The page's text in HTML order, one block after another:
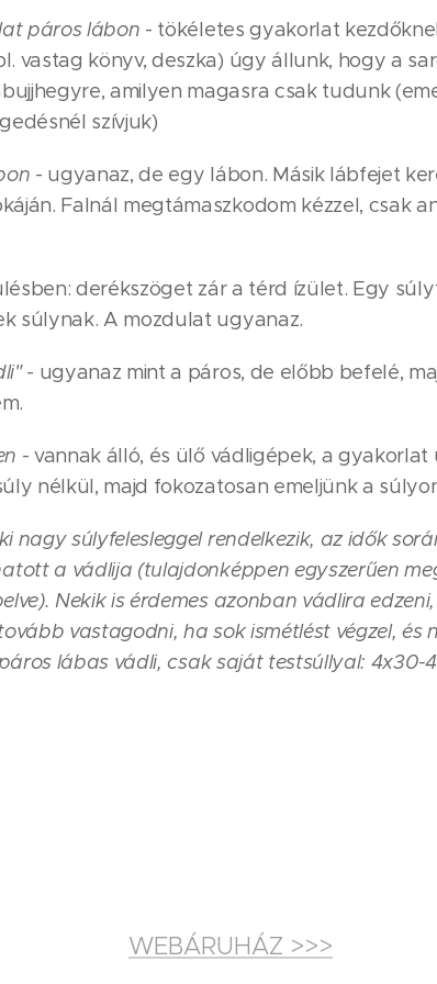
páros lábon - tökéletes gyakorlat
vastag könyv, deszka) úgy állunk, hogy a
amilyen magasra csak tudunk
szívjuk)
- ugyanaz, de egy lábon. Másik lábfejet
Falnál megtámaszkodom kézzel, csak
derékszöget zár a térd ízület. Egy
súlynak. A mozdulat ugyanaz.
- ugyanaz mint a páros, de előbb befelé,
- vannak álló, és ülő vádligépek, a gyakorlat
nélkül, majd fokozatosan emeljünk a
nagy súlyfelesleggel rendelkezik, az idők
a vádlija (tulajdonképpen egyszerűen
Nekik is érdemes azonban vádlira
vastagodni, ha sok ismétlést végzel, és
lábas vádli, csak saját testsúllyal: 4x30-
WEBÁRUHÁZ >>>